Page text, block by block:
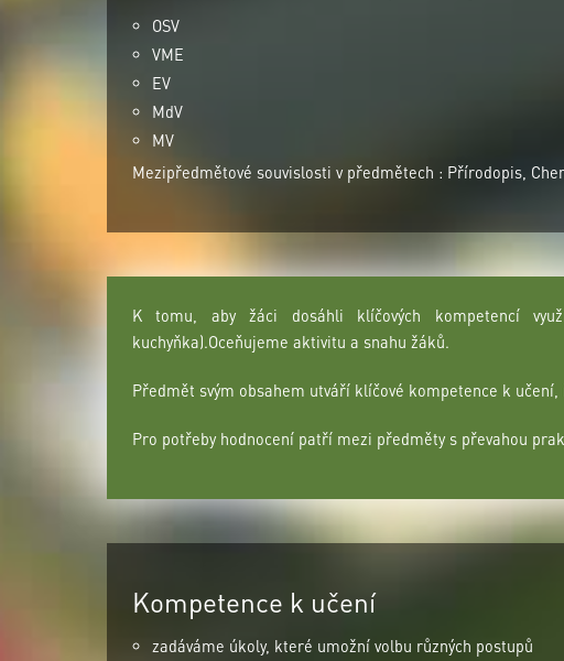
OSV
VME
EV
MdV
MV
Mezipředmětové souvislosti v předmětech : Přírodopis,
K tomu, aby žáci dosáhli klíčových kompetencí
kuchyňka).Oceňujeme aktivitu a snahu žáků.
Předmět svým obsahem utváří klíčové kompetence k
Pro potřeby hodnocení patří mezi předměty s převahou
Kompetence k učení
zadáváme úkoly, které umožní volbu různých postupů